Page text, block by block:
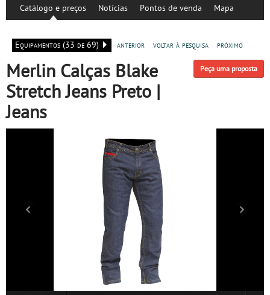
Catálogo e preços Notícias Pontos de venda Mapa
Equipamentos (33 de 69) anterior voltar à pesquisa próximo
Peça uma proposta
Merlin Calças Blake
Stretch Jeans Preto |
Jeans